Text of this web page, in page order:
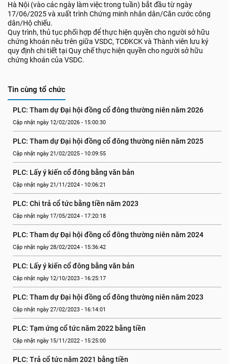
Hà Nội (vào các ngày làm việc trong tuần) bắt đầu từ ngày
17/06/2025 và xuất trình Chứng minh nhân dân/Căn cước công
dân/Hộ chiếu.
Quy trình, thủ tục phối hợp để thực hiện quyền cho người sở hữu
chứng khoán nêu trên giữa VSDC, TCĐKCK và Thành viên lưu ký
quy định chi tiết tại Quy chế thực hiện quyền cho người sở hữu
chứng khoán của VSDC.
Tin cùng tổ chức
PLC: Tham dự Đại hội đồng cổ đông thường niên năm 2026
Cập nhật ngày 12/02/2026 - 15:00:30
PLC: Tham dự Đại hội đồng cổ đông thường niên năm 2025
Cập nhật ngày 21/02/2025 - 10:09:55
PLC: Lấy ý kiến cổ đông bằng văn bản
Cập nhật ngày 21/11/2024 - 10:06:21
PLC: Chi trả cổ tức bằng tiền năm 2023
Cập nhật ngày 17/05/2024 - 17:20:18
PLC: Tham dự Đại hội đồng cổ đông thường niên năm 2024
Cập nhật ngày 28/02/2024 - 15:36:42
PLC: Lấy ý kiến cổ đông bằng văn bản
Cập nhật ngày 12/10/2023 - 16:25:17
PLC: Tham dự Đại hội đồng cổ đông thường niên năm 2023
Cập nhật ngày 27/02/2023 - 16:14:01
PLC: Tạm ứng cổ tức năm 2022 bằng tiền
Cập nhật ngày 15/11/2022 - 15:25:00
PLC: Trả cổ tức năm 2021 bằng tiền